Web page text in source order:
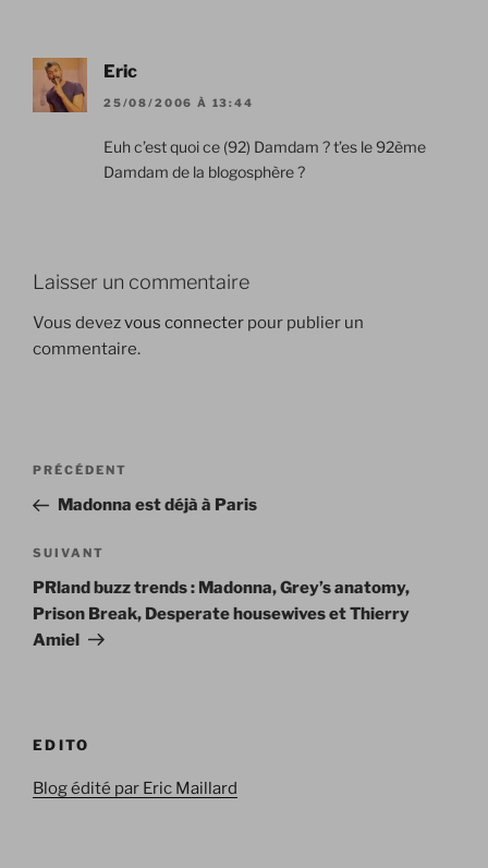
Eric
25/08/2006 À 13:44
Euh c’est quoi ce (92) Damdam ? t’es le 92ème
Damdam de la blogosphère ?
Laisser un commentaire
Vous devezvous connecter pour publier un
commentaire.
Navigation
l’article
Article
précédent
PRÉCÉDENT
Madonna est déjà à Paris
Article
suivant
SUIVANT
PRland buzz trends : Madonna, Grey’s anatomy,
Prison Break, Desperate housewives et Thierry
Amiel
EDITO
Blog édité par Eric Maillard